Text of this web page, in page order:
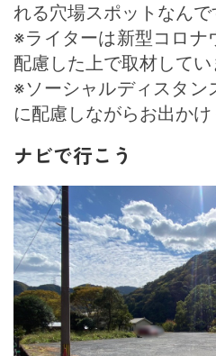
れる穴場スポットなんで
※ライターは新型コロナ
配慮した上で取材してい
※ソーシャルディスタン
に配慮しながらお出かけ
ナビで行こう